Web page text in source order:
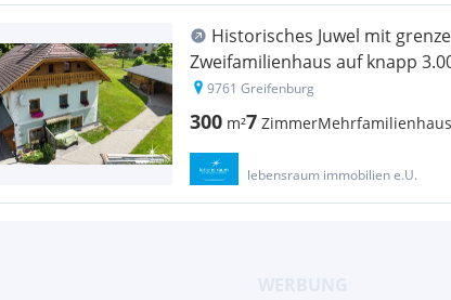
Historisches Juwel mit
Zweifamilienhaus auf knapp
Ausbaupotential in Greifenburg.
9761 Greifenburg
300 m²7 ZimmerMehrfamilienhaus
lebensraum immobilien e.U.